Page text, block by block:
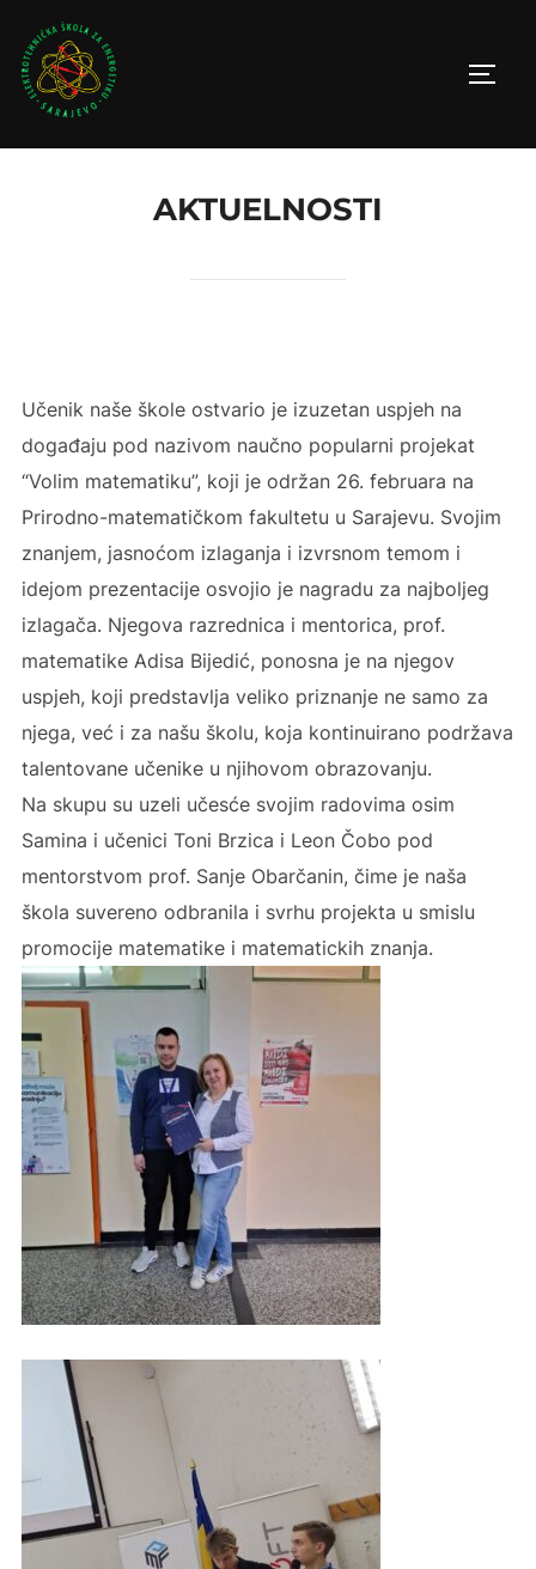
content
AKTUELNOSTI
Učenik naše škole ostvario je izuzetan uspjeh na
događaju pod nazivom naučno popularni projekat
“Volim matematiku”, koji je održan 26. februara na
Prirodno-matematičkom fakultetu u Sarajevu. Svojim
znanjem, jasnoćom izlaganja i izvrsnom temom i
idejom prezentacije osvojio je nagradu za najboljeg
izlagača. Njegova razrednica i mentorica, prof.
matematike Adisa Bijedić, ponosna je na njegov
uspjeh, koji predstavlja veliko priznanje ne samo za
njega, već i za našu školu, koja kontinuirano podržava
talentovane učenike u njihovom obrazovanju.
Na skupu su uzeli učesće svojim radovima osim
Samina i učenici Toni Brzica i Leon Čobo pod
mentorstvom prof. Sanje Obarčanin, čime je naša
škola suvereno odbranila i svrhu projekta u smislu
promocije matematike i matematickih znanja.